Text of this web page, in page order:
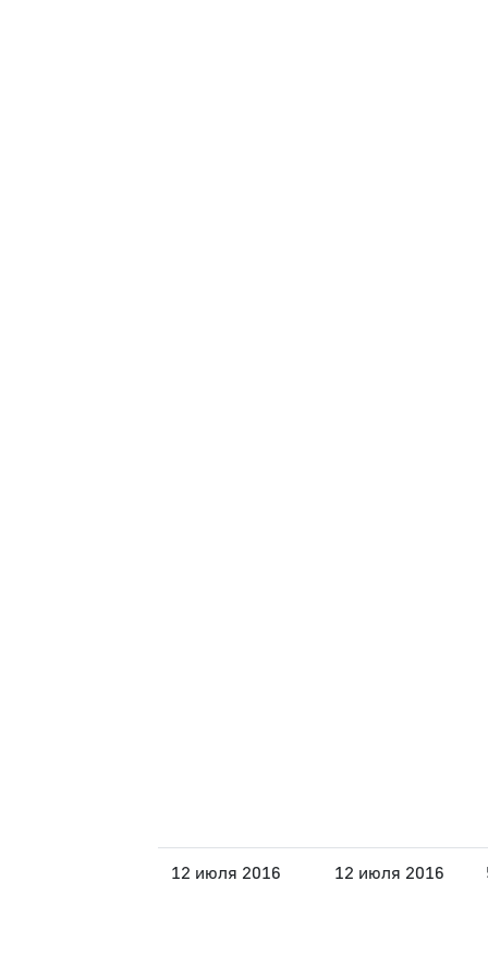
12 июля 2016 12 июля 2016